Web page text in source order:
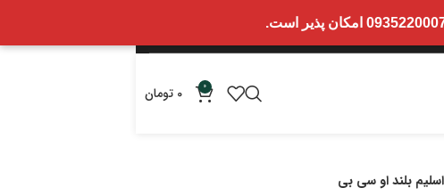
0
0 تومان
بلند او سی بی